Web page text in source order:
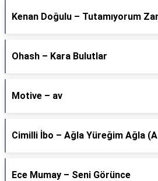
Kenan Doğulu – Tutamıyorum
Ohash – Kara Bulutlar
Motive – av
Cimilli İbo – Ağla Yüreğim Ağla
Ece Mumay – Seni Görünce